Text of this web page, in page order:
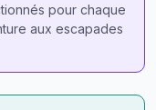
pour chaque
aux escapades